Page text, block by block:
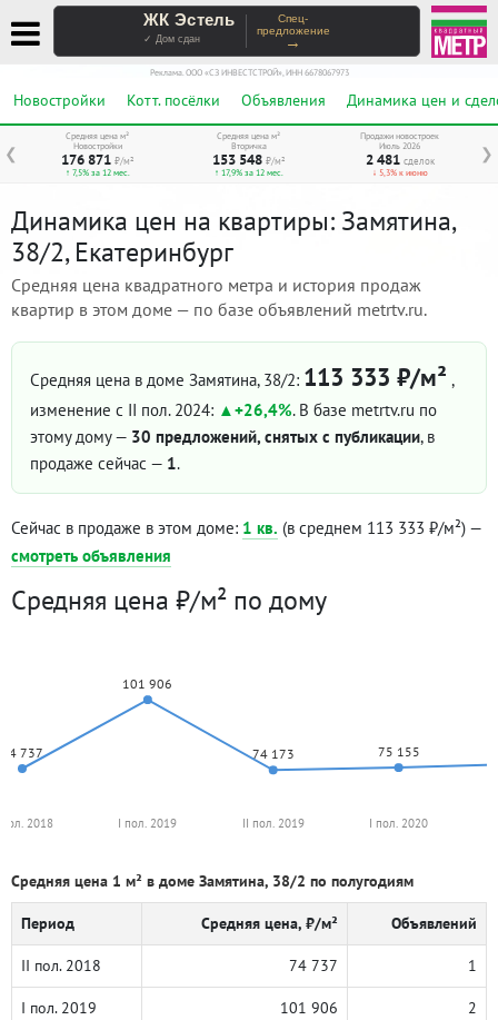
ЖК Эстель
✓ Дом сдан
Спец-
предложение
→
Реклама. ООО «СЗ ИНВЕСТСТРОЙ», ИНН 6678067973
Новостройки Котт. посёлки Объявления Динамика цен и
❮ ❯
Средняя цена м²
Новостройки
176 871 ₽/м²
↑ 7,5% за 12 мес.
Средняя цена м²
Вторичка
153 548 ₽/м²
↑ 17,9% за 12 мес.
Продажи новостроек
Июль 2026
2 481 сделок
↓ 5,3% к июню
Динамика цен на квартиры: Замятина,
38/2, Екатеринбург
Средняя цена квадратного метра и история продаж
квартир в этом доме — по базе объявлений metrtv.ru.
Средняя цена в доме Замятина, 38/2: 113 333 ₽/м² ,
изменение с II пол. 2024:
+26,4%. В базе metrtv.ru по
этому дому — 30 предложений, снятых с публикации, в
продаже сейчас — 1.
Сейчас в продаже в этом доме: 1 кв. (в среднем 113 333 ₽/м²) —
смотреть объявления
Средняя цена ₽/м² по дому
74 737
101 906
74 173 75 155
2018 I пол. 2019 II пол. 2019 I пол. 2020
Средняя цена 1 м² в доме Замятина, 38/2 по полугодиям
Период Средняя цена, ₽/м² Объявлений
II пол. 2018 74 737 1
I пол. 2019 101 906 2